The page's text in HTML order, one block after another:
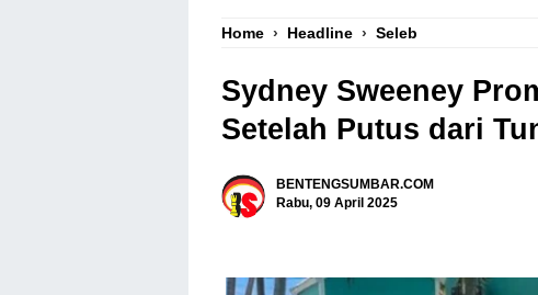
Home › Headline › Seleb
Sydney Sweeney
Setelah Putus dari
BENTENGSUMBAR.COM
Rabu, 09 April 2025